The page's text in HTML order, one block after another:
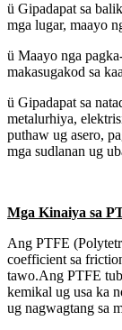
ü Gipadapat sa
mga lugar, maayo
ü Maayo nga
makasugakod sa
ü Gipadapat sa
metalurhiya,
puthaw ug asero,
mga sudlanan ug
Mga Kinaiya sa
Ang PTFE
coefficient sa
tawo.Ang PTFE
kemikal ug usa ka
ug nagwagtang sa